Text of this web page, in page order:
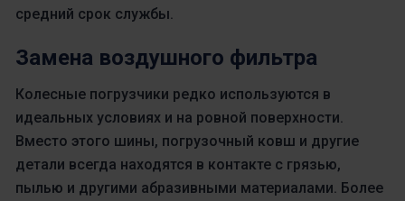
средний срок службы.
Замена воздушного фильтра
Колесные погрузчики редко используются в
идеальных условиях и на ровной поверхности.
Вместо этого шины, погрузочный ковш и другие
детали всегда находятся в контакте с грязью,
пылью и другими абразивными материалами. Более